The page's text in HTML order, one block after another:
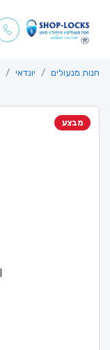
חנות מנעולים יונדאי
מבצע